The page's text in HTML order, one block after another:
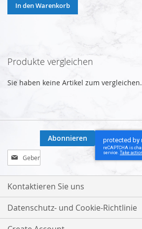
In den Warenkorb
Produkte vergleichen
Sie haben keine Artikel zum vergleichen.
Melden
Sie
sich
für
Newsletter
an:
Abonnieren
Kontaktieren Sie uns
Datenschutz- und Cookie-Richtlinie